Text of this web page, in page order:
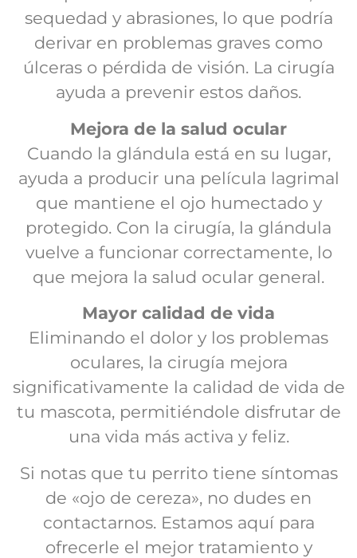
sequedad y abrasiones, lo que podría
derivar en problemas graves como
úlceras o pérdida de visión. La cirugía
ayuda a prevenir estos daños.
Mejora de la salud ocular
Cuando la glándula está en su lugar,
ayuda a producir una película lagrimal
que mantiene el ojo humectado y
protegido. Con la cirugía, la glándula
vuelve a funcionar correctamente, lo
que mejora la salud ocular general.
Mayor calidad de vida
Eliminando el dolor y los problemas
oculares, la cirugía mejora
significativamente la calidad de vida de
tu mascota, permitiéndole disfrutar de
una vida más activa y feliz.
Si notas que tu perrito tiene síntomas
de «ojo de cereza», no dudes en
contactarnos. Estamos aquí para
ofrecerle el mejor tratamiento y